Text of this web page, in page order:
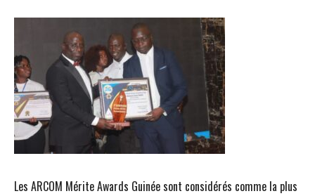
Les ARCOM Mérite Awards Guinée sont considérés comme la plus